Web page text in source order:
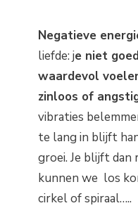
Negatieve
liefde: je niet
waardevol
zinloos of
vibraties
te lang in blijft
groei. Je blijft dan
kunnen we los
cirkel of spiraal…..